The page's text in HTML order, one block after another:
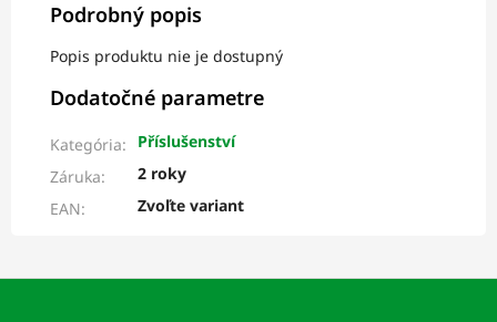
Podrobný popis
Popis produktu nie je dostupný
Dodatočné parametre
Kategória:
Příslušenství
Záruka:
2 roky
EAN: Zvoľte variant
Z